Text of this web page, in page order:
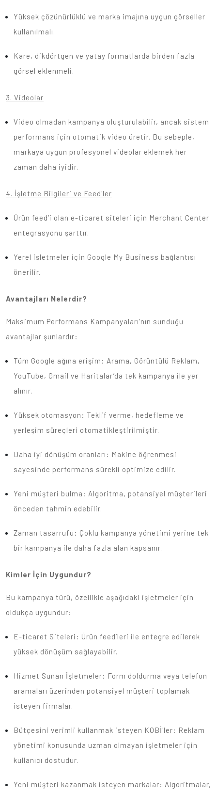
Yüksek çözünürlüklü ve marka imajına uygun görseller
kullanılmalı.
Kare, dikdörtgen ve yatay formatlarda birden fazla
görsel eklenmeli.
3. Videolar
Video olmadan kampanya oluşturulabilir, ancak sistem
performans için otomatik video üretir. Bu sebeple,
markaya uygun profesyonel videolar eklemek her
zaman daha iyidir.
4. İşletme Bilgileri ve Feed'ler
Ürün feed’i olan e-ticaret siteleri için Merchant Center
entegrasyonu şarttır.
Yerel işletmeler için Google My Business bağlantısı
önerilir.
Avantajları Nelerdir?
Maksimum Performans Kampanyaları’nın sunduğu
avantajlar şunlardır:
Tüm Google ağına erişim: Arama, Görüntülü Reklam,
YouTube, Gmail ve Haritalar’da tek kampanya ile yer
alınır.
Yüksek otomasyon: Teklif verme, hedefleme ve
yerleşim süreçleri otomatikleştirilmiştir.
Daha iyi dönüşüm oranları: Makine öğrenmesi
sayesinde performans sürekli optimize edilir.
Yeni müşteri bulma: Algoritma, potansiyel müşterileri
önceden tahmin edebilir.
Zaman tasarrufu: Çoklu kampanya yönetimi yerine tek
bir kampanya ile daha fazla alan kapsanır.
Kimler İçin Uygundur?
Bu kampanya türü, özellikle aşağıdaki işletmeler için
oldukça uygundur:
E-ticaret Siteleri: Ürün feed’leri ile entegre edilerek
yüksek dönüşüm sağlayabilir.
Hizmet Sunan İşletmeler: Form doldurma veya telefon
aramaları üzerinden potansiyel müşteri toplamak
isteyen firmalar.
Bütçesini verimli kullanmak isteyen KOBİ'ler: Reklam
yönetimi konusunda uzman olmayan işletmeler için
kullanıcı dostudur.
Yeni müşteri kazanmak isteyen markalar: Algoritmalar,